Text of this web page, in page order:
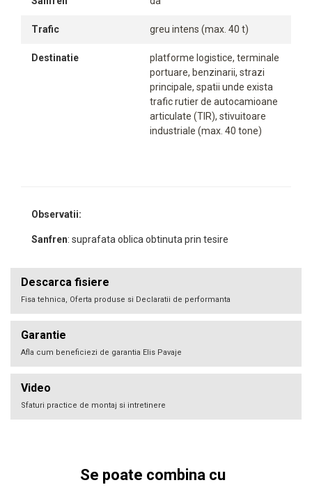
Trafic greu intens (max. 40 t)
Destinatie
platforme logistice, terminale
portuare, benzinarii, strazi
principale, spatii unde exista
trafic rutier de autocamioane
articulate (TIR), stivuitoare
industriale (max. 40 tone)
Observatii:
Sanfren: suprafata oblica obtinuta prin tesire
Descarca fisiere
Fisa tehnica, Oferta produse si Declaratii de performanta
Garantie
Afla cum beneficiezi de garantia Elis Pavaje
Video
Sfaturi practice de montaj si intretinere
Se poate combina cu